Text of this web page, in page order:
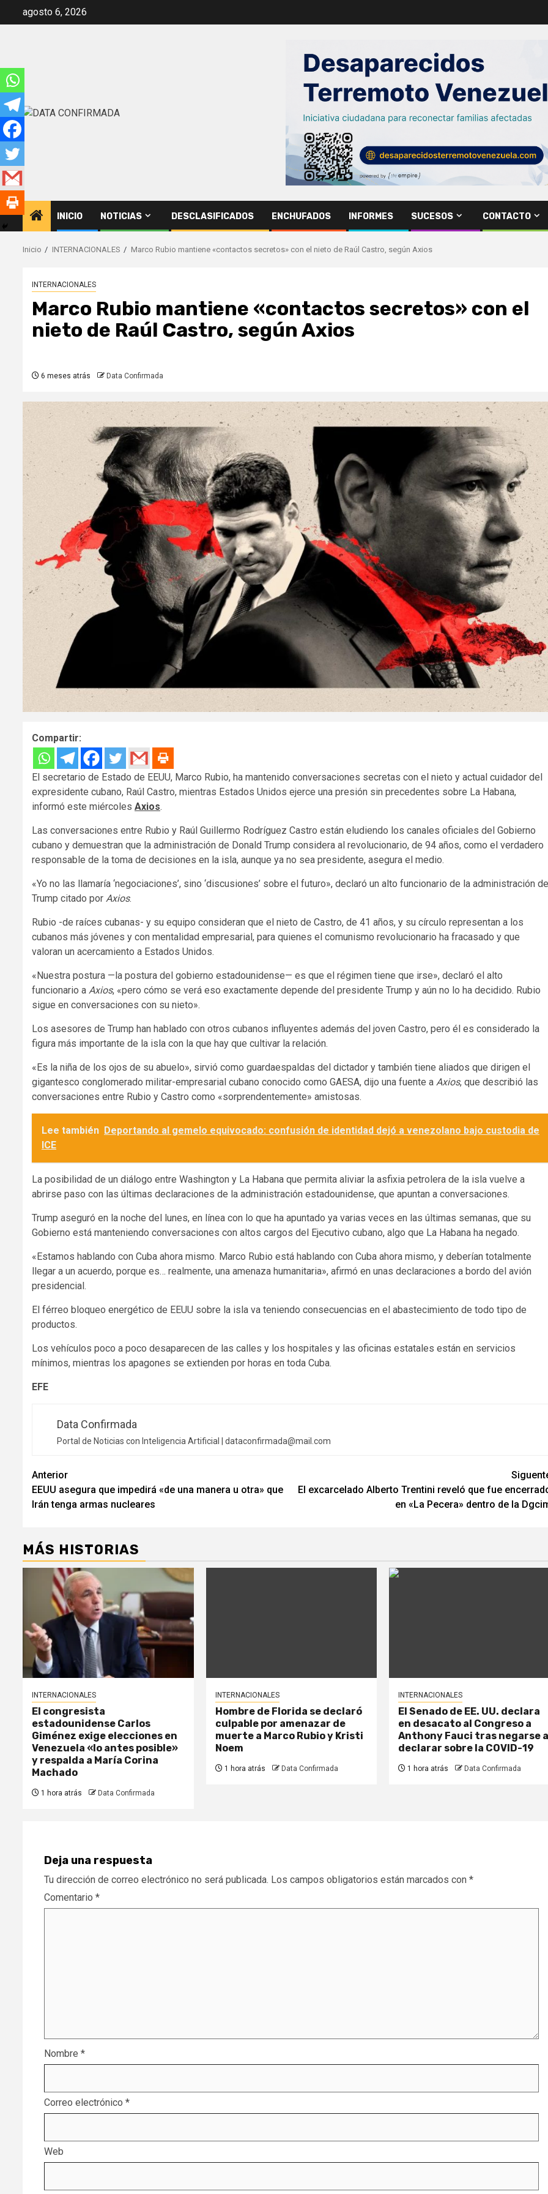
agosto 6, 2026
INICIO NOTICIAS DESCLASIFICADOS ENCHUFADOS INFORMES SUCESOS CONTACTO
Inicio INTERNACIONALES Marco Rubio mantiene «contactos secretos» con el nieto de Raúl Castro, según Axios
INTERNACIONALES
Marco Rubio mantiene «contactos secretos» con el
nieto de Raúl Castro, según Axios
6 meses atrás Data Confirmada
Compartir:
El secretario de Estado de EEUU, Marco Rubio, ha mantenido conversaciones secretas con el nieto y actual cuidador del
expresidente cubano, Raúl Castro, mientras Estados Unidos ejerce una presión sin precedentes sobre La Habana,
informó este miércoles Axios.
Las conversaciones entre Rubio y Raúl Guillermo Rodríguez Castro están eludiendo los canales oficiales del Gobierno
cubano y demuestran que la administración de Donald Trump considera al revolucionario, de 94 años, como el verdadero
responsable de la toma de decisiones en la isla, aunque ya no sea presidente, asegura el medio.
«Yo no las llamaría ‘negociaciones’, sino ‘discusiones’ sobre el futuro», declaró un alto funcionario de la administración de
Trump citado por Axios.
Rubio -de raíces cubanas- y su equipo consideran que el nieto de Castro, de 41 años, y su círculo representan a los
cubanos más jóvenes y con mentalidad empresarial, para quienes el comunismo revolucionario ha fracasado y que
valoran un acercamiento a Estados Unidos.
«Nuestra postura —la postura del gobierno estadounidense— es que el régimen tiene que irse», declaró el alto
funcionario a Axios, «pero cómo se verá eso exactamente depende del presidente Trump y aún no lo ha decidido. Rubio
sigue en conversaciones con su nieto».
Los asesores de Trump han hablado con otros cubanos influyentes además del joven Castro, pero él es considerado la
figura más importante de la isla con la que hay que cultivar la relación.
«Es la niña de los ojos de su abuelo», sirvió como guardaespaldas del dictador y también tiene aliados que dirigen el
gigantesco conglomerado militar-empresarial cubano conocido como GAESA, dijo una fuente a Axios, que describió las
conversaciones entre Rubio y Castro como «sorprendentemente» amistosas.
Lee también Deportando al gemelo equivocado: confusión de identidad dejó a venezolano bajo custodia de
ICE
La posibilidad de un diálogo entre Washington y La Habana que permita aliviar la asfixia petrolera de la isla vuelve a
abrirse paso con las últimas declaraciones de la administración estadounidense, que apuntan a conversaciones.
Trump aseguró en la noche del lunes, en línea con lo que ha apuntado ya varias veces en las últimas semanas, que su
Gobierno está manteniendo conversaciones con altos cargos del Ejecutivo cubano, algo que La Habana ha negado.
«Estamos hablando con Cuba ahora mismo. Marco Rubio está hablando con Cuba ahora mismo, y deberían totalmente
llegar a un acuerdo, porque es… realmente, una amenaza humanitaria», afirmó en unas declaraciones a bordo del avión
presidencial.
El férreo bloqueo energético de EEUU sobre la isla va teniendo consecuencias en el abastecimiento de todo tipo de
productos.
Los vehículos poco a poco desaparecen de las calles y los hospitales y las oficinas estatales están en servicios
mínimos, mientras los apagones se extienden por horas en toda Cuba.
EFE
Data Confirmada
Portal de Noticias con Inteligencia Artificial | dataconfirmada@mail.com
Navegación
de
Anterior
EEUU asegura que impedirá «de una manera u otra» que
Irán tenga armas nucleares
El excarcelado Alberto Trentini reveló que fue
en «La Pecera» dentro de la
MÁS HISTORIAS
INTERNACIONALES
El congresista
estadounidense Carlos
Giménez exige elecciones en
Venezuela «lo antes posible»
y respalda a María Corina
Machado
1 hora atrás Data Confirmada
INTERNACIONALES
Hombre de Florida se declaró
culpable por amenazar de
muerte a Marco Rubio y Kristi
Noem
1 hora atrás Data Confirmada
INTERNACIONALES
El Senado de EE. UU. declara
en desacato al Congreso a
Anthony Fauci tras negarse
declarar sobre la COVID-19
1 hora atrás Data Confirmada
Deja una respuesta
Tu dirección de correo electrónico no será publicada. Los campos obligatorios están marcados con *
Comentario *
Nombre *
Correo electrónico *
Web